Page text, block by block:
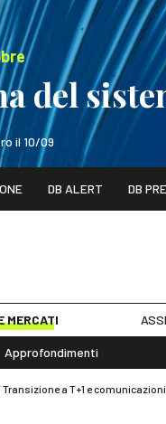
del
il 10/09
WEBINAR / 1°
DB ALERT DB
MERCATI
Approfondimenti
Transizione a T+1 e